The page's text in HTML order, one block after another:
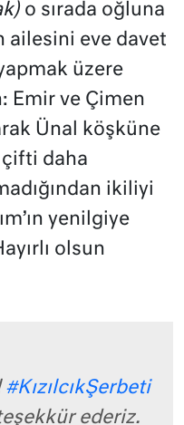
o sırada oğluna
ailesini eve davet
üzere
Emir ve Çimen
Ünal köşküne
çifti daha
ikiliyi
yenilgiye
olsun
#KızılcıkŞerbeti
ederiz.